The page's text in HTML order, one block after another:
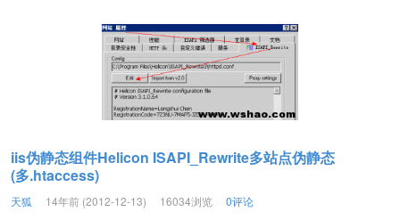
iis伪静态组件Helicon ISAPI_Rewrite多站点伪静态
(多.htaccess)
天狐 14年前 (2012-12-13) 16034浏览 0评论